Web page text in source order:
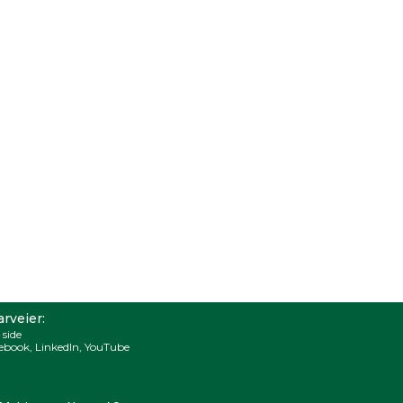
, LinkedIn, YouTube